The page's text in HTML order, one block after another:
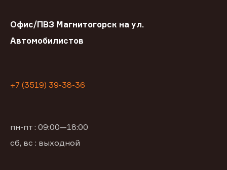
Офис/ПВЗ Магнитогорск на ул.
Автомобилистов
+7 (3519) 39-38-36
пн-пт : 09:00—18:00
сб, вс : выходной